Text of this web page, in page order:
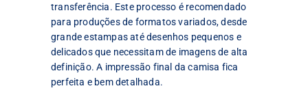
transferência. Este processo é recomendado
para produções de formatos variados, desde
grande estampas até desenhos pequenos e
delicados que necessitam de imagens de alta
definição. A impressão final da camisa fica
perfeita e bem detalhada.